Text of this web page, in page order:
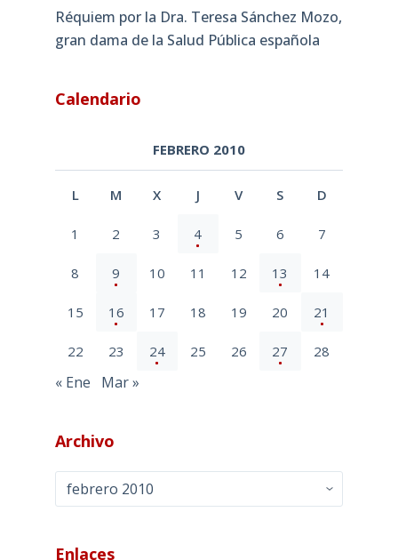
Réquiem por la Dra. Teresa Sánchez Mozo,
gran dama de la Salud Pública española
Calendario
FEBRERO 2010
L M X J V S D
1 2 3 4 5 6 7
8 9 10 11 12 13 14
15 16 17 18 19 20 21
22 23 24 25 26 27 28
« Ene Mar »
Archivo
Archivo
Enlaces